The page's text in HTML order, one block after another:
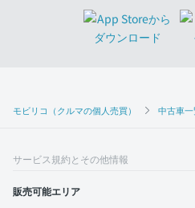
モビリコ（クルマの個人売買） 中古車
サービス規約とその他情報
販売可能エリア